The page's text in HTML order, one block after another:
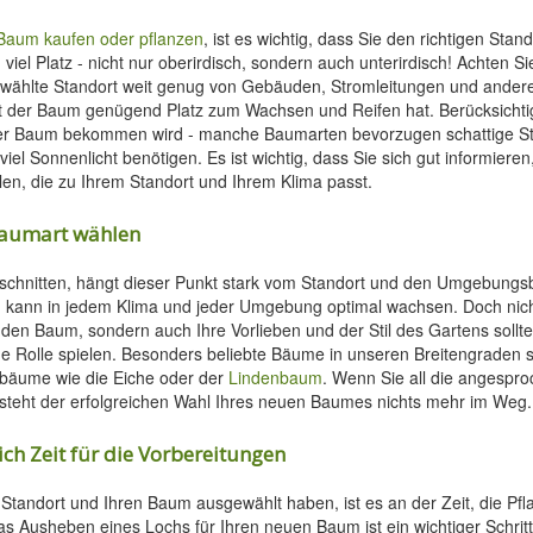
kaufen oder pflanzen, ist es wichtig, dass Sie den richtigen
Platz - nicht nur oberirdisch, sondern auch unterirdisch! Achten
Standort weit genug von Gebäuden, Stromleitungen und
Baum genügend Platz zum Wachsen und Reifen hat.
Baum bekommen wird - manche Baumarten bevorzugen schattige
Sonnenlicht benötigen. Es ist wichtig, dass Sie sich gut
die zu Ihrem Standort und Ihrem Klima passt.
wählen
hängt dieser Punkt stark vom Standort und den
in jedem Klima und jeder Umgebung optimal wachsen. Doch
Baum, sondern auch Ihre Vorlieben und der Stil des Gartens
Rolle spielen. Besonders beliebte Bäume in unseren Breitengraden
wie die Eiche oder der Lindenbaum. Wenn Sie all die
der erfolgreichen Wahl Ihres neuen Baumes nichts mehr im Weg.
Zeit für die Vorbereitungen
und Ihren Baum ausgewählt haben, ist es an der Zeit, die
Ausheben eines Lochs für Ihren neuen Baum ist ein wichtiger